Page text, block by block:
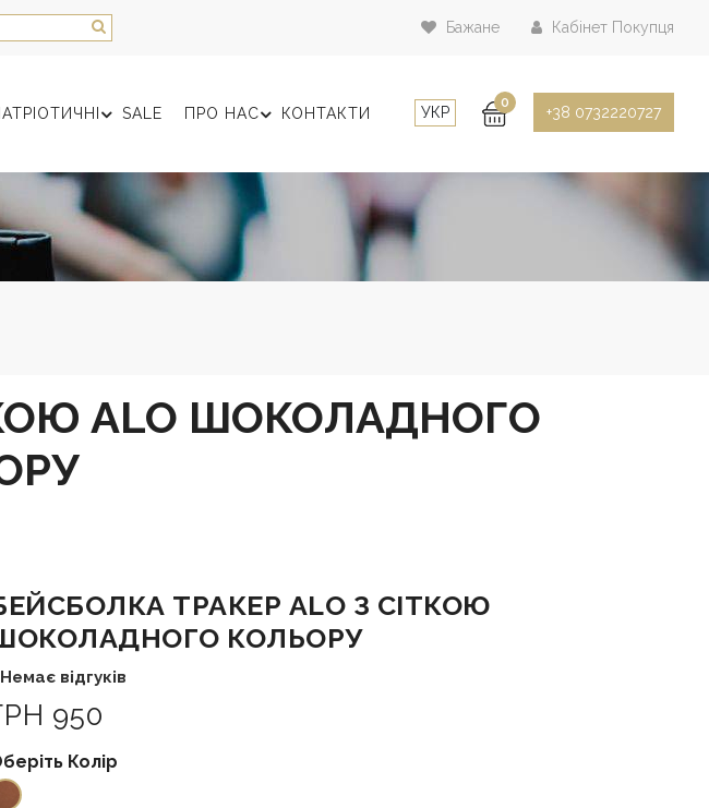
Бажане Кабінет Покупця
SALE ПРО НАС КОНТАКТИ УКР
0
+38 0732220727
ALO ШОКОЛАДНОГО
ТРАКЕР ALO З СІТКОЮ
КОЛЬОРУ
Немає відгуків
950
Колір